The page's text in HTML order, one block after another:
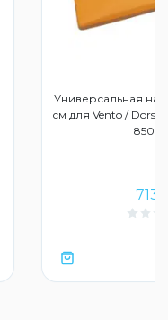
Универсальная
см для Vento /
7139